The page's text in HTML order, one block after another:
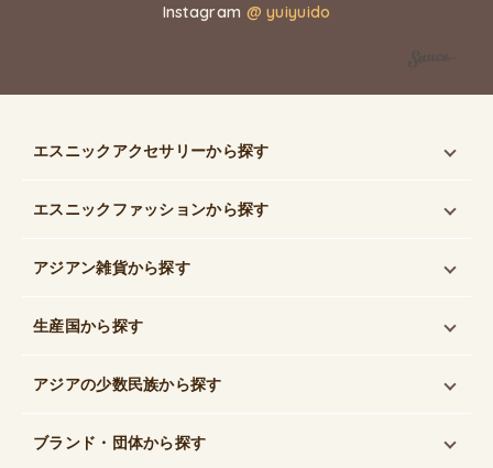
Instagram @ yuiyuido
エスニックアクセサリーから探す
エスニックファッションから探す
アジアン雑貨から探す
生産国から探す
アジアの少数民族から探す
ブランド・団体から探す